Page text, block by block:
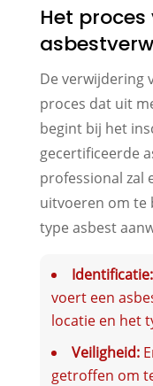
Het proces
De verwijdering
proces dat uit
begint bij het
gecertificeerde
professional zal
uitvoeren om te
type asbest
Identificatie:
voert een
locatie en het
Veiligheid:
getroffen om